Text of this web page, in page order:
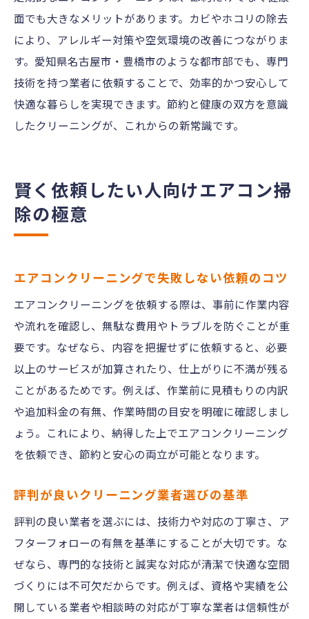
点
自分で掃除する場合の注意点と限界
プロの技術と家庭掃除の違いを解説
業者依頼が必要なエアコンの状態とは
エアコンクリーニング費用を抑える判断基
準
まとめてお得にエアコン掃除を依頼する裏技
エアコンクリーニングを複数台まとめて依
頼するコツ
ネット予約で得するエアコンクリーニング
効率よく依頼するためのタイミング選び
まとめて依頼時の注意点とチェック事項
お得なエアコンクリーニング事例を紹介
面でも大きなメリットがあります。カビやホコリの除去
により、アレルギー対策や空気環境の改善につながりま
す。愛知県名古屋市・豊橋市のような都市部でも、専門
技術を持つ業者に依頼することで、効率的かつ安心して
快適な暮らしを実現できます。節約と健康の双方を意識
したクリーニングが、これからの新常識です。
賢く依頼したい人向けエアコン掃
除の極意
エアコンクリーニングで失敗しない依頼のコツ
エアコンクリーニングを依頼する際は、事前に作業内容
や流れを確認し、無駄な費用やトラブルを防ぐことが重
要です。なぜなら、内容を把握せずに依頼すると、必要
以上のサービスが加算されたり、仕上がりに不満が残る
ことがあるためです。例えば、作業前に見積もりの内訳
や追加料金の有無、作業時間の目安を明確に確認しまし
ょう。これにより、納得した上でエアコンクリーニング
を依頼でき、節約と安心の両立が可能となります。
評判が良いクリーニング業者選びの基準
評判の良い業者を選ぶには、技術力や対応の丁寧さ、ア
フターフォローの有無を基準にすることが大切です。な
ぜなら、専門的な技術と誠実な対応が清潔で快適な空間
づくりには不可欠だからです。例えば、資格や実績を公
開している業者や相談時の対応が丁寧な業者は信頼性が